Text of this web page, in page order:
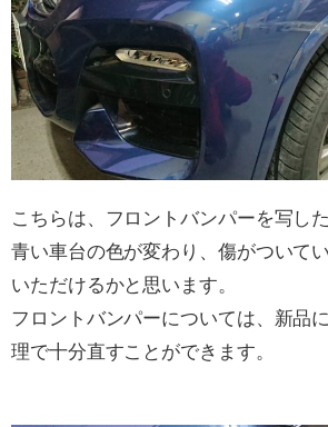
こちらは、フロントバンパーを写し
青い車台の色が変わり、傷がついて
いただけるかと思います。
フロントバンパーについては、新品
理で十分直すことができます。